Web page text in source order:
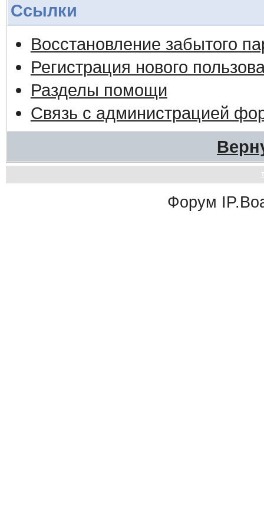
Ссылки
Восстановление забытого
Регистрация нового
Разделы помощи
Связь с администрацией
Форум